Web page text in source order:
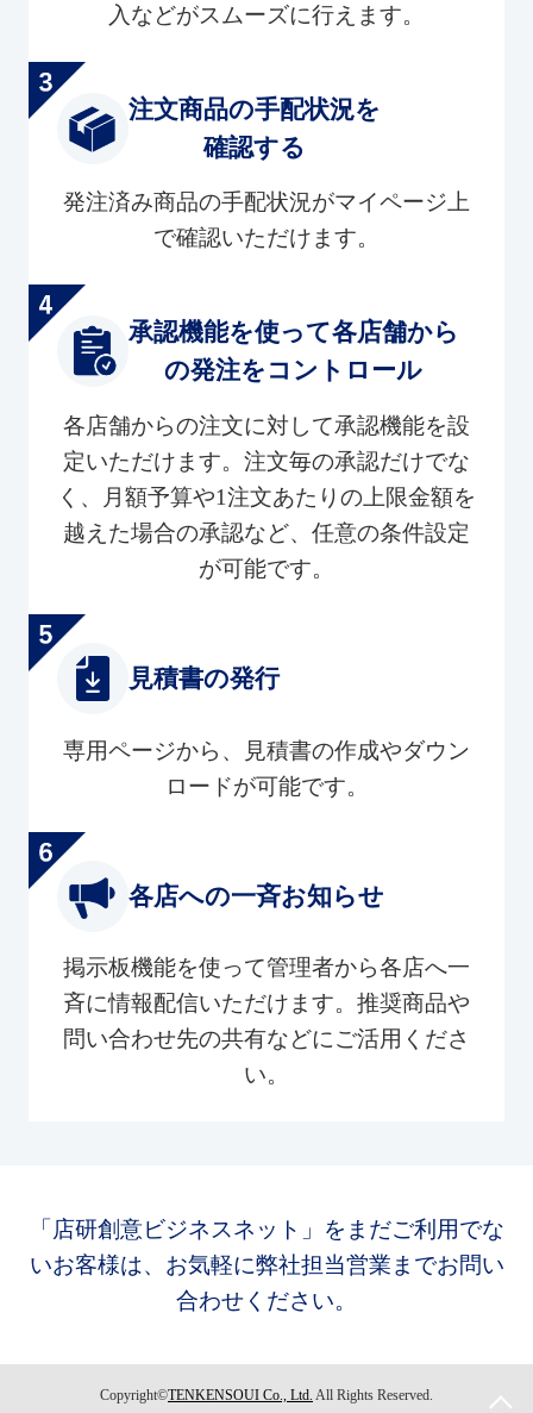
入などがスムーズに行えます。
注文商品の手配状況を
確認する
発注済み商品の手配状況がマイページ上
で確認いただけます。
承認機能を使って各店舗から
の発注をコントロール
各店舗からの注文に対して承認機能を設
定いただけます。注文毎の承認だけでな
く、月額予算や1注文あたりの上限金額を
越えた場合の承認など、任意の条件設定
が可能です。
見積書の発行
専用ページから、見積書の作成やダウン
ロードが可能です。
各店への一斉お知らせ
掲示板機能を使って管理者から各店へ一
斉に情報配信いただけます。推奨商品や
問い合わせ先の共有などにご活用くださ
い。
「店研創意ビジネスネット」をまだご利用でな
いお客様は、お気軽に弊社担当営業までお問い
合わせください。
Copyright©TENKENSOUI Co., Ltd. All Rights Reserved.